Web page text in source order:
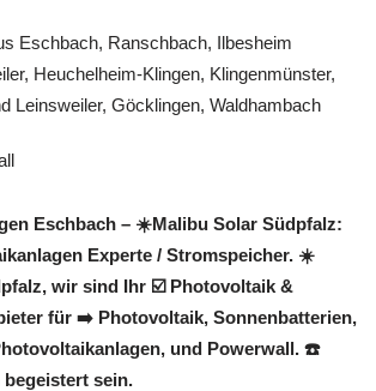
Eschbach – ☀️Malibu Solar Südpfalz:
Experte / Stromspeicher. ☀️
wir sind Ihr ☑️ Photovoltaik &
für ➡️ Photovoltaik, Sonnenbatterien,
und Powerwall. ☎️
sein.